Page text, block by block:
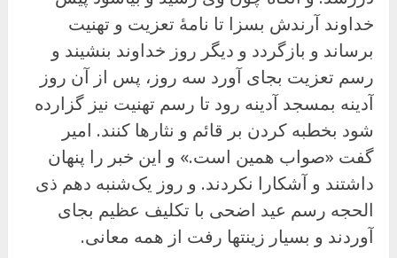
خداوند آرندش بسزا تا نامهٔ تعزیت و تهنیت
برساند و بازگردد و دیگر روز خداوند بنشیند و
رسم تعزیت بجای آورد سه روز، پس از آن روز
آدینه بمسجد آدینه رود تا رسم تهنیت نیز گزارده
شود بخطبه کردن بر قائم و نثارها کنند. امیر
گفت «صواب همین است.» و این خبر را پنهان
داشتند و آشکارا نکردند. و روز یک‌شنبه دهم ذی
الحجه رسم عید اضحی با تکلیف عظیم بجای
آوردند و بسیار زینتها رفت از همه معانی.